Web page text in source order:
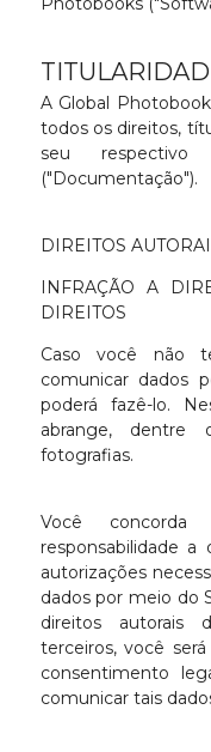
A Global
todos os direitos,
seu respectivo
("Documentação").
DIREITOS
INFRAÇÃO A
DIREITOS
Caso você não
comunicar dados
poderá fazê-lo.
abrange, dentre
fotografias.
Você
responsabilidade
autorizações
dados por meio do
direitos autorais
terceiros, você
consentimento
comunicar tais